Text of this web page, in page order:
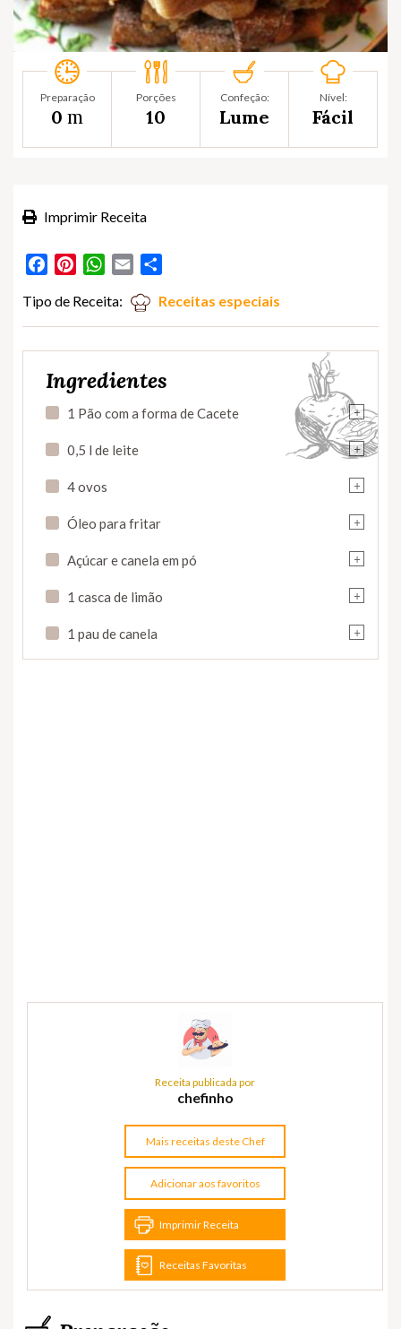
Preparação
0 m
Porções
10
Confeção:
Lume
Nível:
Fácil
Imprimir Receita
FacebookPinterestWhatsApp
Email
Tipo de Receita: Receitas especiais
Ingredientes
+
1 Pão com a forma de Cacete
+
0,5 l de leite
+
4 ovos
+
Óleo para fritar
+
Açúcar e canela em pó
+
1 casca de limão
+
1 pau de canela
Receita publicada por
chefinho
Mais receitas deste Chef
Adicionar aos favoritos
Imprimir Receita
Receitas Favoritas